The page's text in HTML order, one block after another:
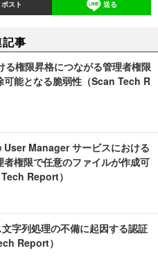
ポスト 送る
記事
権限昇格につながる管理者権限
可能となる脆弱性（Scan Tech R
Manager サービスにおける
権限で任意のファイルが作成可
Report）
字列処理の不備に起因する認証
Report）